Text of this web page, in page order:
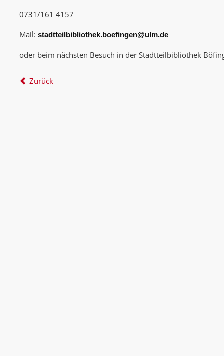
0731/161 4157
Mail: stadtteilbibliothek.boefingen@ulm.de
oder beim nächsten Besuch in der Stadtteilbibliothek
Zurück